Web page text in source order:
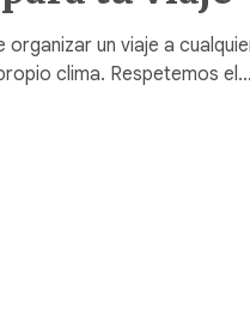
un viaje a
clima. Respetemos el…